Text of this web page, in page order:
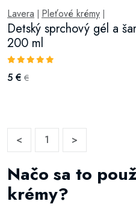
Lavera | Pleťové krémy |
Detský sprchový gél a
200 ml
5 € €
< 1 >
Načo sa to
krémy?